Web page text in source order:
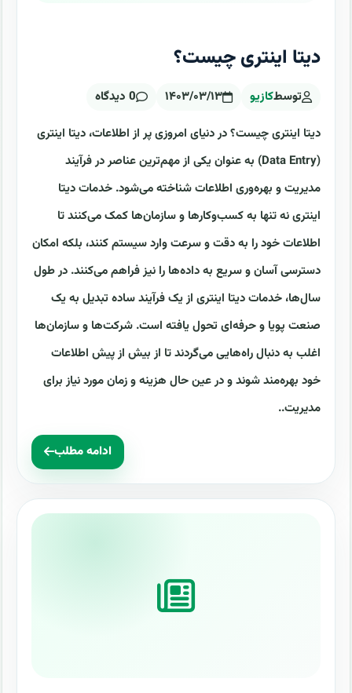
دیتا اینتری چیست؟
توسطکازیو ۱۴۰۳/۰۳/۱۳ 0 دیدگاه
دیتا اینتری چیست؟ در دنیای امروزی پر از اطلاعات، دیتا اینتری
(Data Entry) به عنوان یکی از مهم‌ترین عناصر در فرآیند
مدیریت و بهره‌وری اطلاعات شناخته می‌شود. خدمات دیتا
اینتری نه تنها به کسب‌وکارها و سازمان‌ها کمک می‌کنند تا
اطلاعات خود را به دقت و سرعت وارد سیستم کنند، بلکه امکان
دسترسی آسان و سریع به داده‌ها را نیز فراهم می‌کنند. در طول
سال‌ها، خدمات دیتا اینتری از یک فرآیند ساده تبدیل به یک
صنعت پویا و حرفه‌ای تحول یافته است. شرکت‌ها و سازمان‌ها
اغلب به دنبال راه‌هایی می‌گردند تا از بیش از پیش اطلاعات
خود بهره‌مند شوند و در عین حال هزینه و زمان مورد نیاز برای
مدیریت..
ادامه مطلب